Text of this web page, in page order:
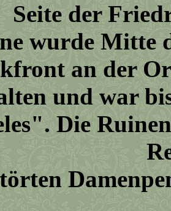
Seite der
wurde Mitte
an der
und war
Die